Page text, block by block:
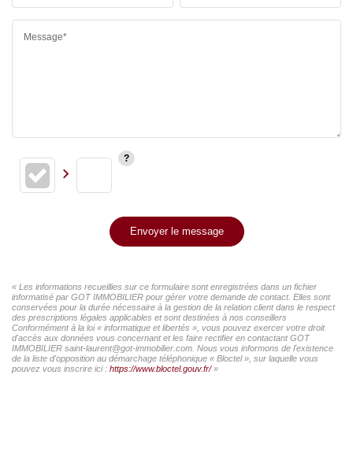
Message*
Envoyer le message
« Les informations recueillies sur ce formulaire sont enregistrées dans un fichier
informatisé par GOT IMMOBILIER pour gérer votre demande de contact. Elles sont
conservées pour la durée nécessaire à la gestion de la relation client dans le respect
des prescriptions légales applicables et sont destinées à nos conseillers
Conformément à la loi « informatique et libertés », vous pouvez exercer votre droit
d'accès aux données vous concernant et les faire rectifier en contactant GOT
IMMOBILIER saint-laurent@got-immobilier.com. Nous vous informons de l'existence
de la liste d'opposition au démarchage téléphonique « Bloctel », sur laquelle vous
pouvez vous inscrire ici : https://www.bloctel.gouv.fr/»